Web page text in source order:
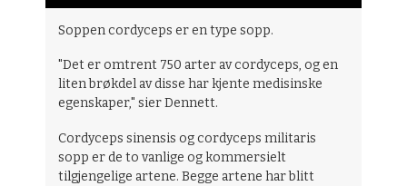
Soppen cordyceps er en type sopp.
"Det er omtrent 750 arter av cordyceps, og en
liten brøkdel av disse har kjente medisinske
egenskaper," sier Dennett.
Cordyceps sinensis og cordyceps militaris
sopp er de to vanlige og kommersielt
tilgjengelige artene. Begge artene har blitt